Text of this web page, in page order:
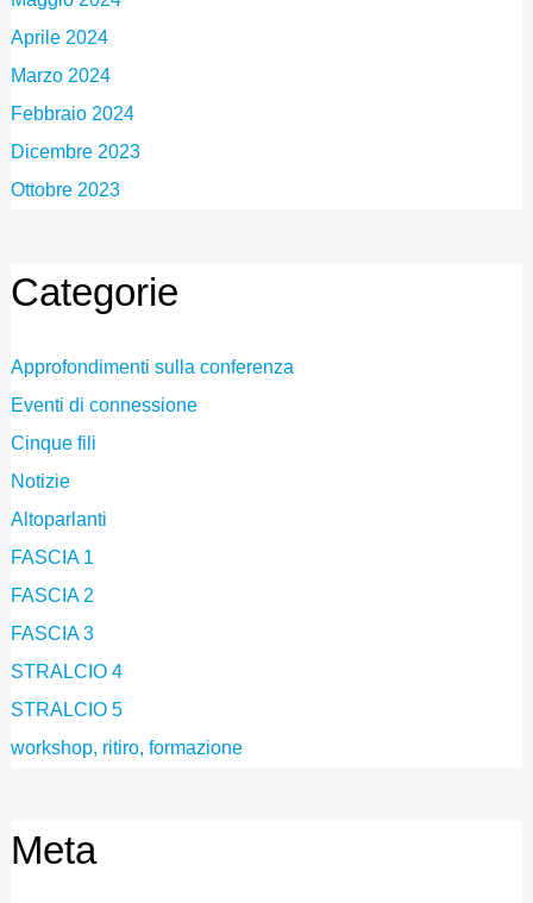
Aprile 2024
Marzo 2024
Febbraio 2024
Dicembre 2023
Ottobre 2023
Categorie
Approfondimenti sulla conferenza
Eventi di connessione
Cinque fili
Notizie
Altoparlanti
FASCIA 1
FASCIA 2
FASCIA 3
STRALCIO 4
STRALCIO 5
workshop, ritiro, formazione
Meta